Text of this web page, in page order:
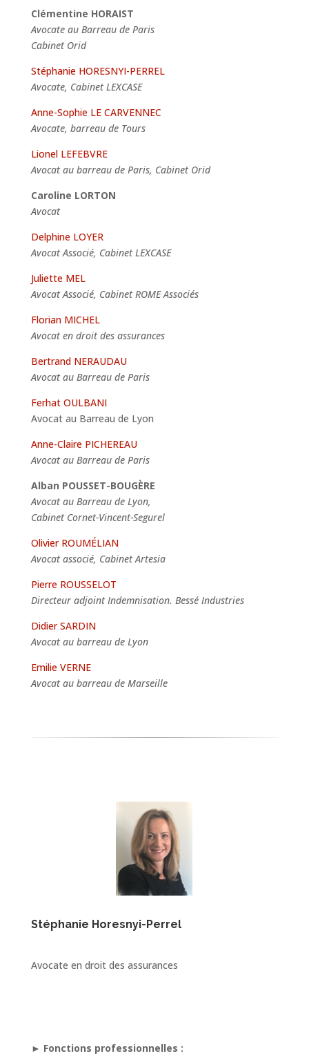
Clémentine HORAIST
Avocate au Barreau de Paris
Cabinet Orid
Stéphanie HORESNYI-PERREL
Avocate, Cabinet LEXCASE
Anne-Sophie LE CARVENNEC
Avocate, barreau de Tours
Lionel LEFEBVRE
Avocat au barreau de Paris, Cabinet Orid
Caroline LORTON
Avocat
Delphine LOYER
Avocat Associé, Cabinet LEXCASE
Juliette MEL
Avocat Associé, Cabinet ROME Associés
Florian MICHEL
Avocat en droit des assurances
Bertrand NERAUDAU
Avocat au Barreau de Paris
Ferhat OULBANI
Avocat au Barreau de Lyon
Anne-Claire PICHEREAU
Avocat au Barreau de Paris
Alban POUSSET-BOUGÈRE
Avocat au Barreau de Lyon,
Cabinet Cornet-Vincent-Segurel
Olivier ROUMÉLIAN
Avocat associé, Cabinet Artesia
Pierre ROUSSELOT
Directeur adjoint Indemnisation. Bessé Industries
Didier SARDIN
Avocat au barreau de Lyon
Emilie VERNE
Avocat au barreau de Marseille
Stéphanie Horesnyi-Perrel
Avocate en droit des assurances
► Fonctions professionnelles :